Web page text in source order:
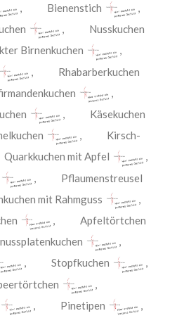
, Bienenstich
,
, Nusskuchen
Birnenkuchen
,
Rhabarberkuchen
,
, Käsekuchen
, Kirsch-
Quarkkuchen mit Apfel
,
, Pflaumenstreusel
mit Rahmguss
,
,Apfeltörtchen
,
, Stopfkuchen
,
,
, Pinetipen ,